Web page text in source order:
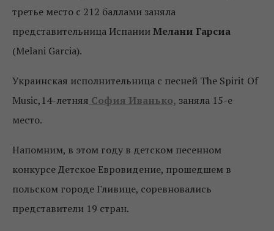
третье место с 212 баллами заняла
представительница ИспанииМелани Гарсиа
(Melani Garcia).
Украинская исполнительница с песней The Spirit Of
Music,14-летняя София Иванько, заняла 15-е
место.
Напомним, в этом году в детском песенном
конкурсе Детское Евровидение, прошедшем в
польском городе Гливице, соревновались
представители 19 стран.